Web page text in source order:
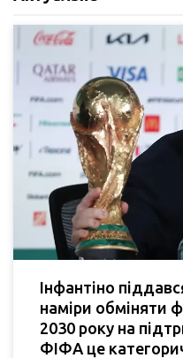
Інфантіно
наміри обміняти
2030 року на
ФІФА це